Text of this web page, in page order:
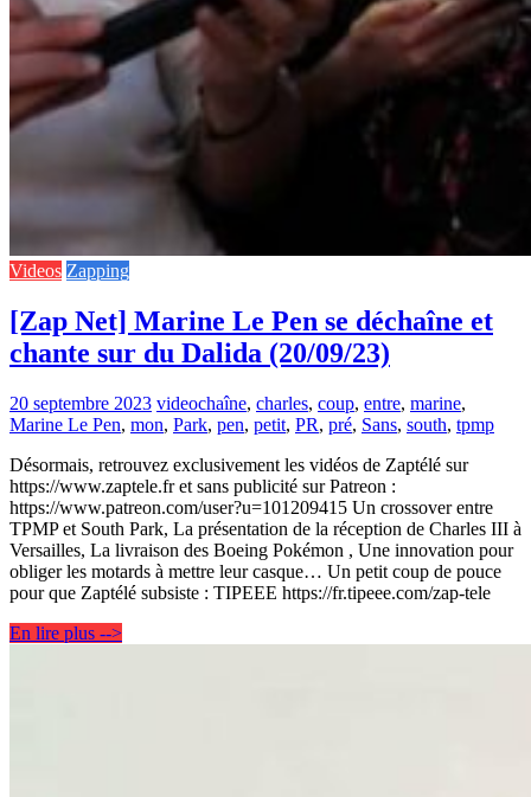
Videos Zapping
[Zap Net] Marine Le Pen se déchaîne et
chante sur du Dalida (20/09/23)
20 septembre 2023 videochaîne, charles, coup, entre, marine,
Marine Le Pen, mon, Park, pen, petit, PR, pré, Sans, south, tpmp
Désormais, retrouvez exclusivement les vidéos de Zaptélé sur
https://www.zaptele.fr et sans publicité sur Patreon :
https://www.patreon.com/user?u=101209415 Un crossover entre
TPMP et South Park, La présentation de la réception de Charles III à
Versailles, La livraison des Boeing Pokémon , Une innovation pour
obliger les motards à mettre leur casque… Un petit coup de pouce
pour que Zaptélé subsiste : TIPEEE https://fr.tipeee.com/zap-tele
En lire plus -->